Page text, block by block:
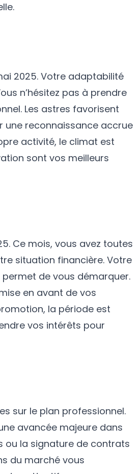
2025. Votre adaptabilité
n’hésitez pas à prendre
Les astres favorisent
une reconnaissance accrue
activité, le climat est
sont vos meilleurs
Ce mois, vous avez toutes
situation financière. Votre
de vous démarquer.
en avant de vos
la période est
vos intérêts pour
sur le plan professionnel.
avancée majeure dans
ou la signature de contrats
du marché vous